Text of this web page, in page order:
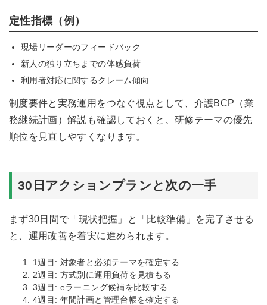
定性指標（例）
現場リーダーのフィードバック
新人の独り立ちまでの体感負荷
利用者対応に関するクレーム傾向
制度要件と実務運用をつなぐ視点として、 介護BCP（業
務継続計画）解説 も確認しておくと、研修テーマの優先
順位を見直しやすくなります。
30日アクションプランと次の一手
まず30日間で「現状把握」と「比較準備」を完了させる
と、運用改善を着実に進められます。
1週目: 対象者と必須テーマを確定する
2週目: 方式別に運用負荷を見積もる
3週目: eラーニング候補を比較する
4週目: 年間計画と管理台帳を確定する